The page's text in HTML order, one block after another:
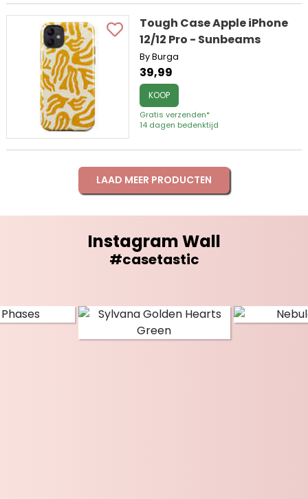
Tough Case Apple iPhone
12/12 Pro - Sunbeams
By Burga
39,99
KOOP
Gratis verzenden*
14 dagen bedenktijd
LAAD MEER PRODUCTEN
Instagram Wall
#casetastic